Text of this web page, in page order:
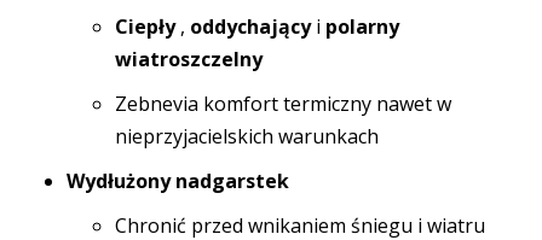
Ciepły, oddychającyi polarny
wiatroszczelny
Zebnevia komfort termiczny nawet w
nieprzyjacielskich warunkach
Wydłużony nadgarstek
Chronić przed wnikaniem śniegu i wiatru